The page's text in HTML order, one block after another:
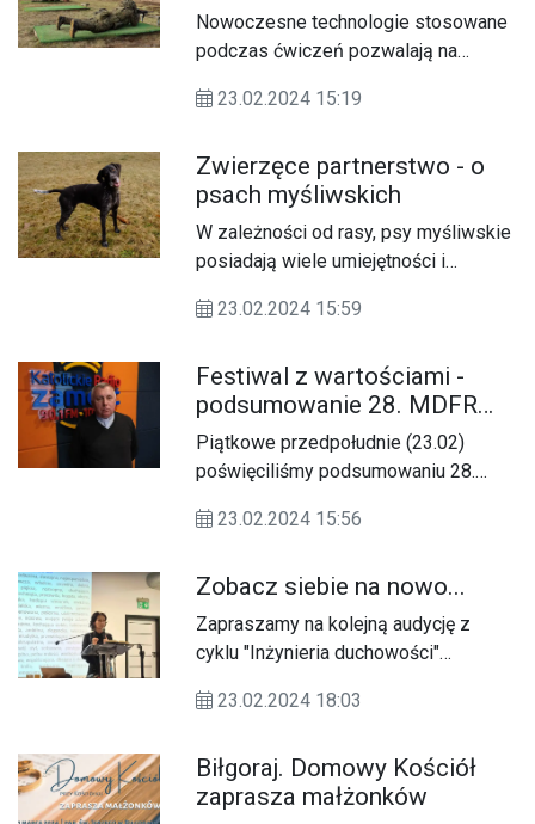
Nowoczesne technologie stosowane
podczas ćwiczeń pozwalają na
maksymalnie zbliżonych do realnego
23.02.2024 15:19
Zwierzęce partnerstwo - o
psach myśliwskich
W zależności od rasy, psy myśliwskie
posiadają wiele umiejętności i
sprawować się w różnych rodzajach
23.02.2024 15:59
Festiwal z wartościami -
podsumowanie 28. MDFR
"Sacrofilm"
Piątkowe przedpołudnie (23.02)
poświęciliśmy podsumowaniu 28.
Religijnego "Sacrofilm", które
niedzieli (18.02) do czwartku (22.02).
23.02.2024 15:56
Zobacz siebie na nowo...
Zapraszamy na kolejną audycję z
cyklu "Inżynieria duchowości"
Jego Ręku w Zamościu. Gościem
projektu "Kobieta - królewski projekt",
organizatorzy oraz uczestniczki
23.02.2024 18:03
Biłgoraj. Domowy Kościół
zaprasza małżonków